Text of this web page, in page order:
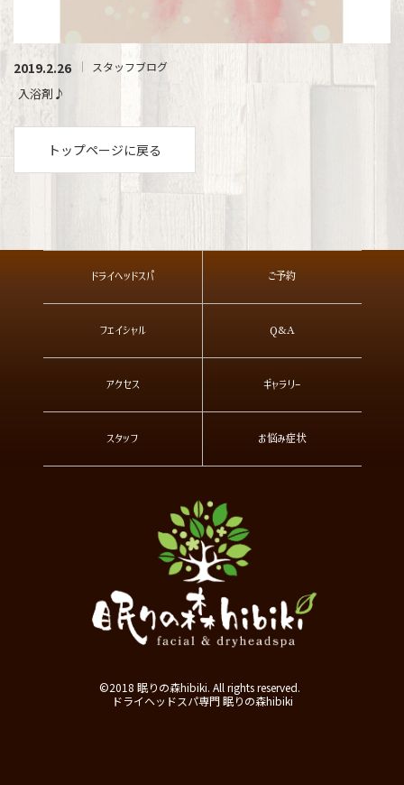
2019.2.26 スタッフブログ
入浴剤♪
トップページに戻る
ドライヘッドスパ ご予約
フェイシャル Q&A
アクセス ギャラリー
スタッフ お悩み症状
©2018 眠りの森hibiki. All rights reserved.
ドライヘッドスパ専門 眠りの森hibiki